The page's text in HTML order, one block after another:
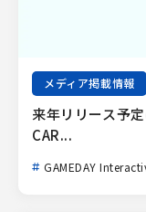
メディア掲載情報
来年リリース予
CAR...
GAMEDAY